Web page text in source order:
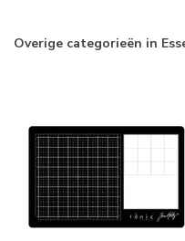
Overige categorieën in